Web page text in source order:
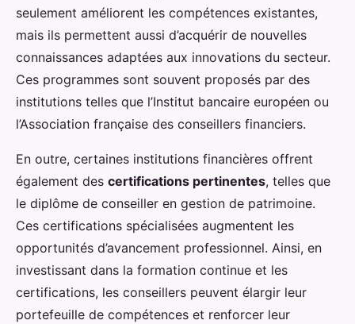
seulement améliorent les compétences existantes,
mais ils permettent aussi d’acquérir de nouvelles
connaissances adaptées aux innovations du secteur.
Ces programmes sont souvent proposés par des
institutions telles que l’Institut bancaire européen ou
l’Association française des conseillers financiers.
En outre, certaines institutions financières offrent
également des certifications pertinentes, telles que
le diplôme de conseiller en gestion de patrimoine.
Ces certifications spécialisées augmentent les
opportunités d’avancement professionnel. Ainsi, en
investissant dans la formation continue et les
certifications, les conseillers peuvent élargir leur
portefeuille de compétences et renforcer leur